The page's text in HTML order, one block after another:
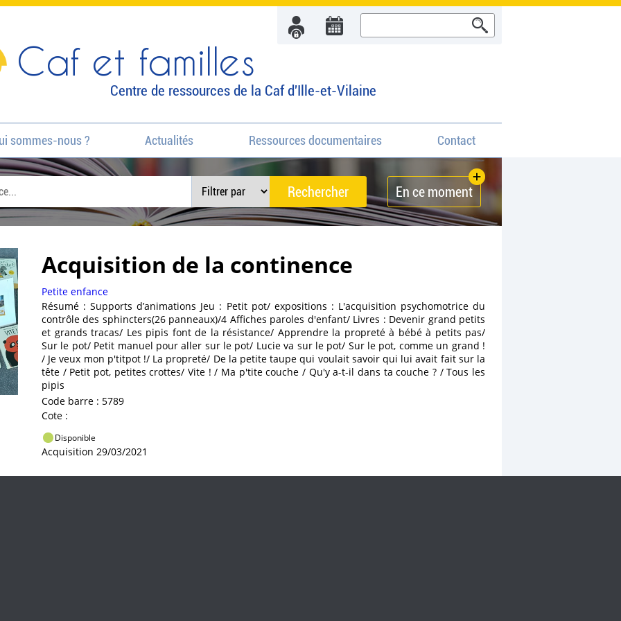
Caf et familles
Centre de ressources de la Caf d'Ille-et-Vilaine
sommes-nous ? Actualités Ressources documentaires Contact
En ce moment
Acquisition de la continence
Petite enfance
Résumé : Supports d’animations Jeu : Petit pot/ expositions : L'acquisition psychomotrice du
contrôle des sphincters(26 panneaux)/4 Affiches paroles d'enfant/ Livres : Devenir grand petits
et grands tracas/ Les pipis font de la résistance/ Apprendre la propreté à bébé à petits pas/
Sur le pot/ Petit manuel pour aller sur le pot/ Lucie va sur le pot/ Sur le pot, comme un grand !
/ Je veux mon p'titpot !/ La propreté/ De la petite taupe qui voulait savoir qui lui avait fait sur la
tête / Petit pot, petites crottes/ Vite ! / Ma p'tite couche / Qu'y a-t-il dans ta couche ? / Tous les
pipis
Code barre : 5789
Cote :
Disponible
Acquisition 29/03/2021